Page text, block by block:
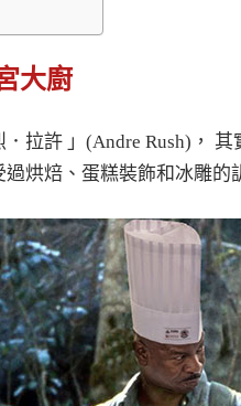
大廚
拉許 」(Andre Rush)，
烘焙、蛋糕裝飾和冰雕